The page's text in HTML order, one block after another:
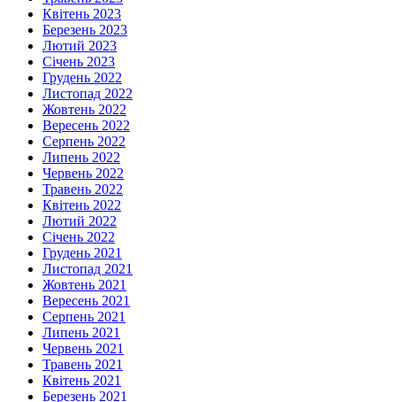
Квітень 2023
Березень 2023
Лютий 2023
Січень 2023
Грудень 2022
Листопад 2022
Жовтень 2022
Вересень 2022
Серпень 2022
Липень 2022
Червень 2022
Травень 2022
Квітень 2022
Лютий 2022
Січень 2022
Грудень 2021
Листопад 2021
Жовтень 2021
Вересень 2021
Серпень 2021
Липень 2021
Червень 2021
Травень 2021
Квітень 2021
Березень 2021